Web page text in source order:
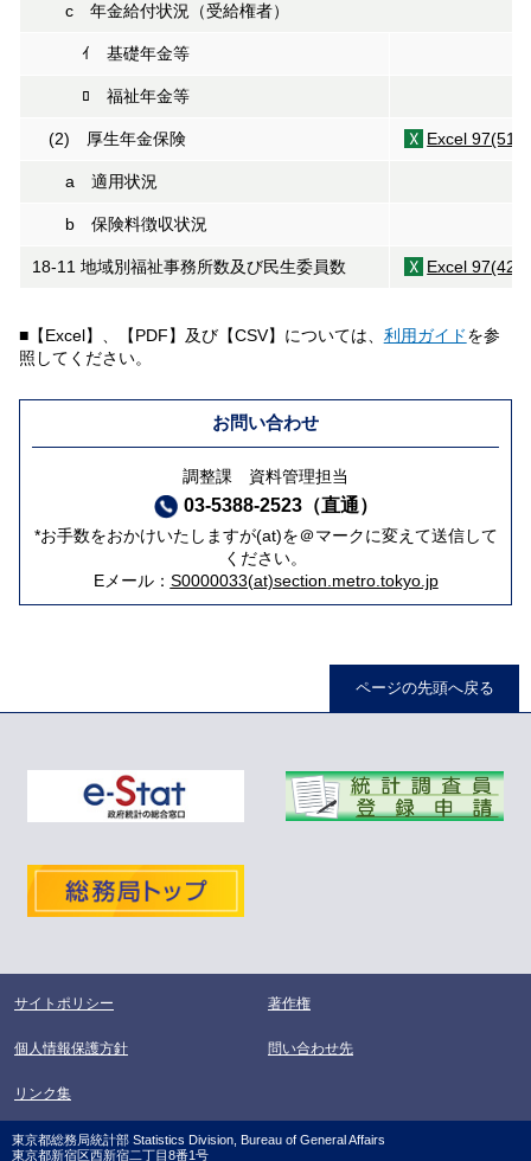
c 年金給付状況（受給権者）
ｲ 基礎年金等
ﾛ 福祉年金等
(2) 厚生年金保険 Excel
a 適用状況
b 保険料徴収状況
18-11 地域別福祉事務所数及び民生委員数 Excel
■【Excel】、【PDF】及び【CSV】については、 利用ガイドを参
照してください。
お問い合わせ
調整課 資料管理担当
03-5388-2523（直通）
*お手数をおかけいたしますが(at)を＠マークに変えて送信して
ください。
Eメール： S0000033(at)section.metro.tokyo.jp
ページの先頭へ戻る
サイトポリシー 著作権
個人情報保護方針 問い合わせ先
リンク集
東京都総務局統計部 Statistics Division, Bureau of General Affairs
東京都新宿区西新宿二丁目8番1号